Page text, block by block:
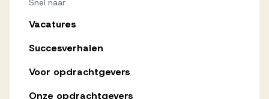
Snel naar
Vacatures
Succesverhalen
Voor opdrachtgevers
Onze opdrachtgevers